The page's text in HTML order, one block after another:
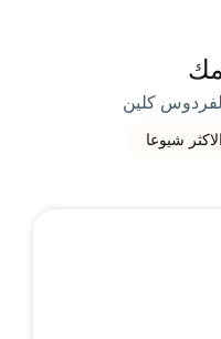
كلين
الاكثر شيوعا